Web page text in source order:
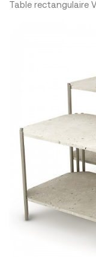
Table rectangulaire